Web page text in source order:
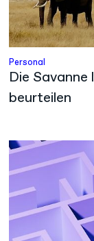
Personal
Die
beurteilen